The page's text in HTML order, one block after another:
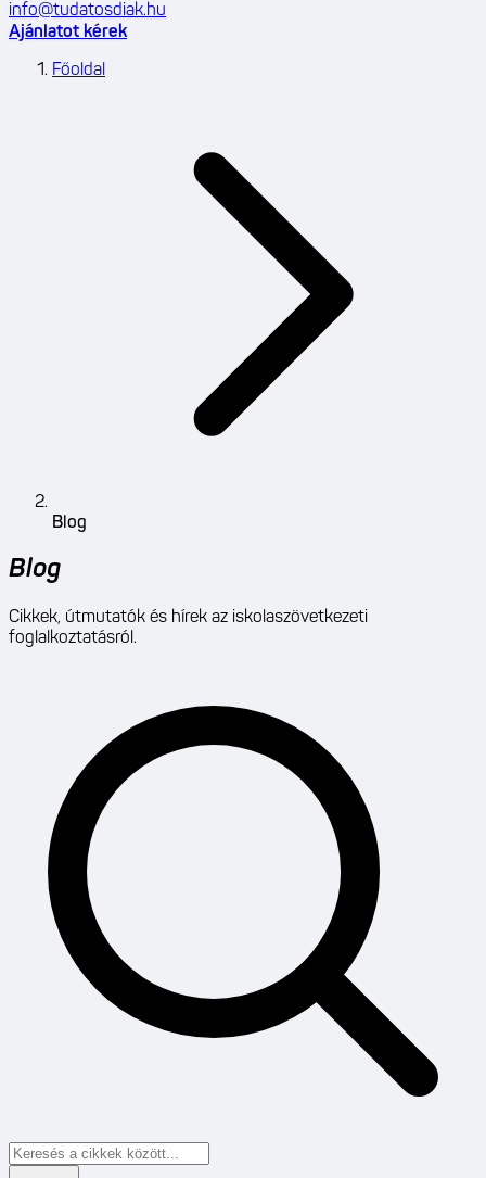
info@tudatosdiak.hu
Ajánlatot kérek
Főoldal
Blog
Blog
Cikkek, útmutatók és hírek az iskolaszövetkezeti
foglalkoztatásról.